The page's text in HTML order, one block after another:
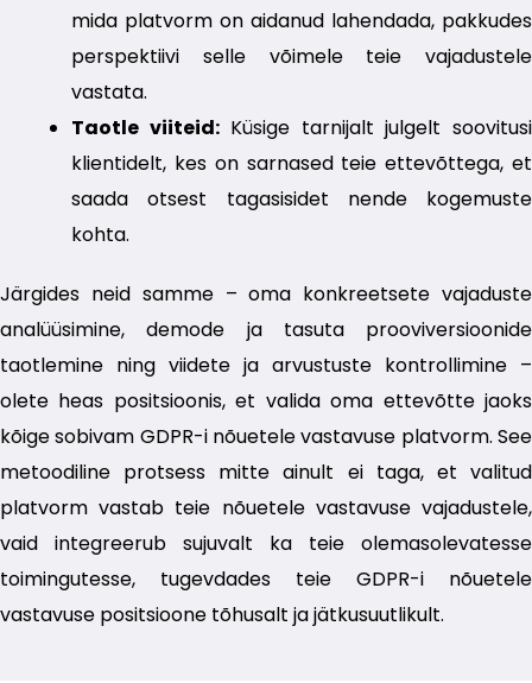
mida platvorm on aidanud lahendada, pakkudes
perspektiivi selle võimele teie vajadustele
vastata.
Taotle viiteid:Küsige tarnijalt julgelt soovitusi
klientidelt, kes on sarnased teie ettevõttega, et
saada otsest tagasisidet nende kogemuste
kohta.
Järgides neid samme – oma konkreetsete vajaduste
analüüsimine, demode ja tasuta prooviversioonide
taotlemine ning viidete ja arvustuste kontrollimine –
olete heas positsioonis, et valida oma ettevõtte jaoks
kõige sobivam GDPR-i nõuetele vastavuse platvorm. See
metoodiline protsess mitte ainult ei taga, et valitud
platvorm vastab teie nõuetele vastavuse vajadustele,
vaid integreerub sujuvalt ka teie olemasolevatesse
toimingutesse, tugevdades teie GDPR-i nõuetele
vastavuse positsioone tõhusalt ja jätkusuutlikult.